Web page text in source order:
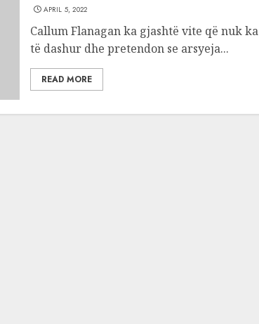
APRIL 5, 2022
Callum Flanagan ka gjashtë vite që nuk ka
të dashur dhe pretendon se arsyeja...
READ MORE